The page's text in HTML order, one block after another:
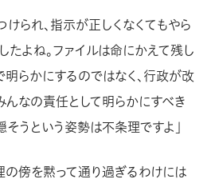
けられ、指示が正しくなくてもやら
たよね。ファイルは命にかえて残し
明らかにするのではなく、行政が改
んなの責任として明らかにすべき
そうという姿勢は不条理ですよ」
の傍を黙って通り過ぎるわけには